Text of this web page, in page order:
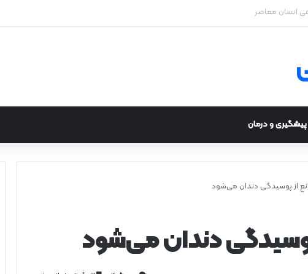
مزیت پنهان اختلال نقص توجه و بیش‌فعالی
پیشگیری و درمان
از پوسیدگی دندان می‌شود
دندان می‌شود